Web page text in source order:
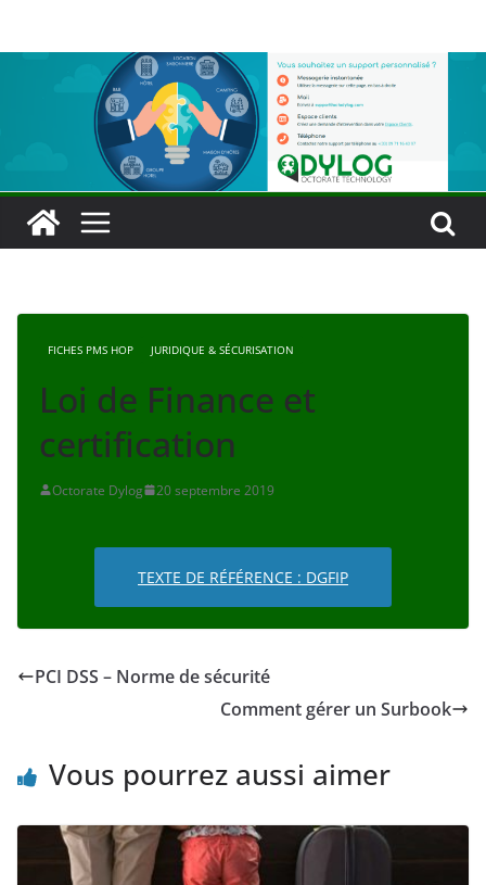
FICHES PMS HOP JURIDIQUE & SÉCURISATION
Loi de Finance et
certification
Octorate Dylog 20 septembre 2019
TEXTE DE RÉFÉRENCE : DGFIP
PCI DSS – Norme de sécurité
Comment gérer un Surbook
Vous pourrez aussi aimer